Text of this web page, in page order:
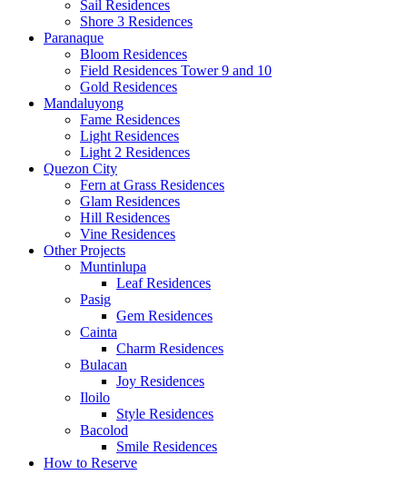
Sail Residences
Shore 3 Residences
Paranaque
Bloom Residences
Field Residences Tower 9 and 10
Gold Residences
Mandaluyong
Fame Residences
Light Residences
Light 2 Residences
Quezon City
Fern at Grass Residences
Glam Residences
Hill Residences
Vine Residences
Other Projects
Muntinlupa
Leaf Residences
Pasig
Gem Residences
Cainta
Charm Residences
Bulacan
Joy Residences
Iloilo
Style Residences
Bacolod
Smile Residences
How to Reserve